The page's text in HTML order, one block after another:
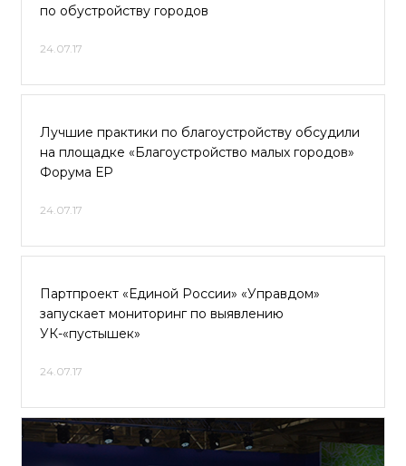
по обустройству городов
24.07.17
Лучшие практики по благоустройству обсудили
на площадке «Благоустройство малых городов»
Форума ЕР
24.07.17
Партпроект «Единой России» «Управдом»
запускает мониторинг по выявлению
УК-«пустышек»
24.07.17